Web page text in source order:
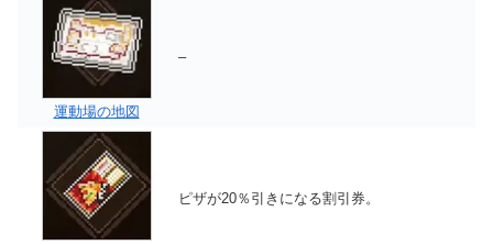
運動場の地図
–
ピザが20％引きになる割引券。